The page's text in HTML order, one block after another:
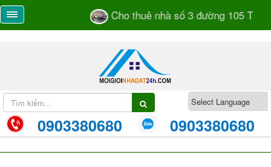
Cho thuê nhà số 3 đường 105 TML
0903380680 0903380680